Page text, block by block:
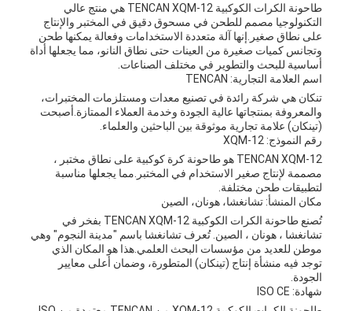
طاحونة الكرات الكوكبية TENCAN XQM-12 هي منتج عالي
التكنولوجيا مصمم للطحن في مسحوق دقيق في المختبر والإنتاج
على نطاق صغير.إنها آلة متعددة الاستخدامات وفعالة يمكنها طحن
وتجانس كميات صغيرة من العينات حتى نطاق النانو، مما يجعلها أداة
أساسية للبحث والتطوير في مختلف الصناعات.
اسم العلامة التجارية: TENCAN
تنكان هي شركة رائدة في تصنيع معدات ومستلزمات المختبرات،
والمعروفة بمنتجاتها عالية الجودة وخدمة العملاء الممتازة.أصبحت
(تينكان) علامة تجارية موثوقة بين الباحثين والعلماء.
رقم النموذج: XQM-12
TENCAN XQM-12 هو طاحونة كرة كوكبية على نطاق مختبر ،
مصممة لإنتاج صغير الاستخدام في المختبر.مما يجعلها مناسبة
لتطبيقات طحن مختلفة.
مكان المنشأ: تشانغشا، هونان، الصين
تُصنع طاحونة الكرات الكوكبية TENCAN XQM-12 بفخر في
تشانغشا ، هونان ، الصين. تُعرف تشانغشا باسم "مدينة النجوم" وهي
موطن للعديد من مؤسسات البحث العلمي.هذا هو المكان الذي
توجد فيه منشأة إنتاج (تينكان) المتطورة، وضمان أعلى معايير
الجودة.
شهادة: ISO CE